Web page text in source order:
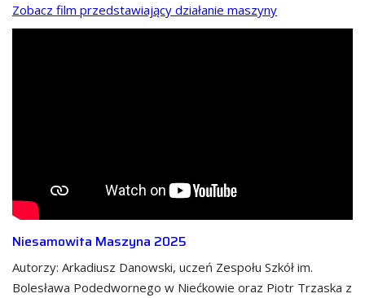
Zobacz film przedstawiający działanie maszyny
Niesamowita Maszyna 2025
Autorzy: Arkadiusz Danowski, uczeń Zespołu Szkół im.
Bolesława Podedwornego w Niećkowie oraz Piotr Trzaska z